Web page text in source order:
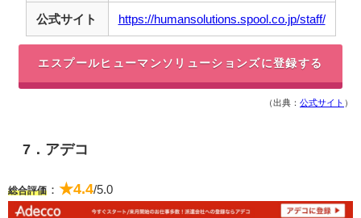
公式サイト https://humansolutions.spool.co.jp/staff/
エスプールヒューマンソリューションズに登録する
（出典： 公式サイト ）
7．アデコ
総合評価 ： ★4.4/5.0